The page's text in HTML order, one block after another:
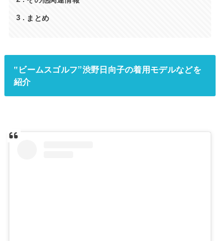
3 まとめ
‟ビームスゴルフ”渋野日向子の着用モデルなどを
紹介